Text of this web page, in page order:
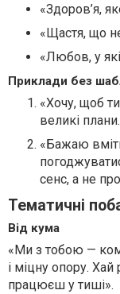
«Здоров’я,
«Щастя, що
«Любов, у
Приклади без
«Хочу, щоб
великі
«Бажаю
сенс, а не
Тематичні
Від кума
«Ми з тобою —
і міцну опору.
працюєш у тиші».